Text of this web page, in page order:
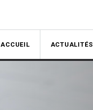
ACCUEIL ACTUALITÉS